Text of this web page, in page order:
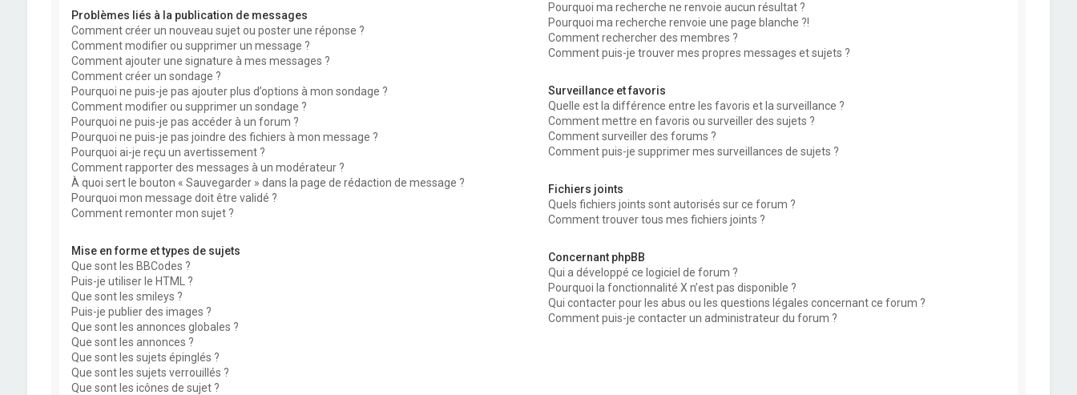
Problèmes liés à la publication de messages
Comment créer un nouveau sujet ou poster une réponse ?
Comment modifier ou supprimer un message ?
Comment ajouter une signature à mes messages ?
Comment créer un sondage ?
Pourquoi ne puis-je pas ajouter plus d’options à mon sondage ?
Comment modifier ou supprimer un sondage ?
Pourquoi ne puis-je pas accéder à un forum ?
Pourquoi ne puis-je pas joindre des fichiers à mon message ?
Pourquoi ai-je reçu un avertissement ?
Comment rapporter des messages à un modérateur ?
À quoi sert le bouton « Sauvegarder » dans la page de rédaction de message ?
Pourquoi mon message doit être validé ?
Comment remonter mon sujet ?
Mise en forme et types de sujets
Que sont les BBCodes ?
Puis-je utiliser le HTML ?
Que sont les smileys ?
Puis-je publier des images ?
Que sont les annonces globales ?
Que sont les annonces ?
Que sont les sujets épinglés ?
Que sont les sujets verrouillés ?
Que sont les icônes de sujet ?
Pourquoi ma recherche ne renvoie aucun résultat ?
Pourquoi ma recherche renvoie une page blanche ?!
Comment rechercher des membres ?
Comment puis-je trouver mes propres messages et sujets ?
Surveillance et favoris
Quelle est la différence entre les favoris et la surveillance ?
Comment mettre en favoris ou surveiller des sujets ?
Comment surveiller des forums ?
Comment puis-je supprimer mes surveillances de sujets ?
Fichiers joints
Quels fichiers joints sont autorisés sur ce forum ?
Comment trouver tous mes fichiers joints ?
Concernant phpBB
Qui a développé ce logiciel de forum ?
Pourquoi la fonctionnalité X n’est pas disponible ?
Qui contacter pour les abus ou les questions légales concernant ce forum ?
Comment puis-je contacter un administrateur du forum ?